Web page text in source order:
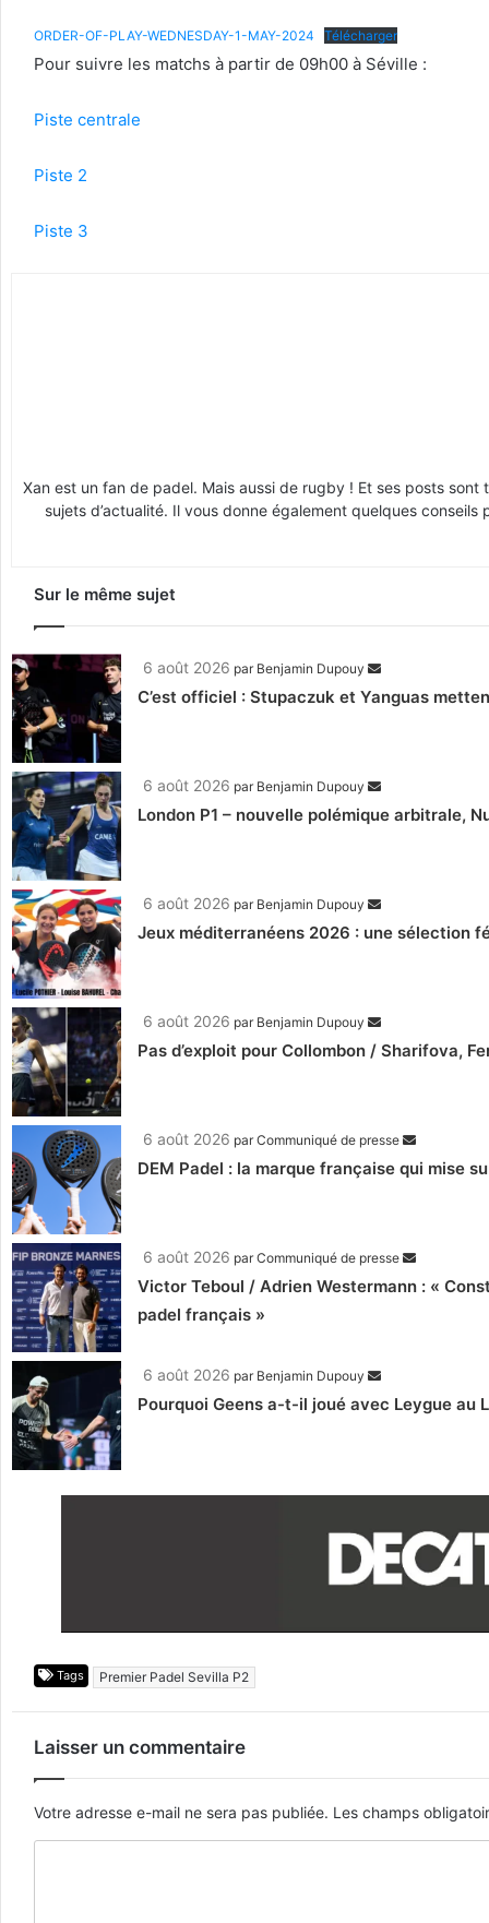
ORDER-OF-PLAY-WEDNESDAY-1-MAY-2024 Télécharger
Pour suivre les matchs à partir de 09h00 à Séville :
Piste centrale
Piste 2
Piste 3
Xan est un fan de padel. Mais aussi de rugby ! Et ses posts
sujets d’actualité. Il vous donne également quelques
Sur le même sujet
6 août 2026 par Benjamin Dupouy
C’est officiel : Stupaczuk et Yanguas
6 août 2026 par Benjamin Dupouy
London P1 – nouvelle polémique arbitrale,
6 août 2026 par Benjamin Dupouy
Jeux méditerranéens 2026 : une sélection
6 août 2026 par Benjamin Dupouy
Pas d’exploit pour Collombon / Sharifova,
6 août 2026 parCommuniqué de presse
DEM Padel : la marque française qui mise
6 août 2026 parCommuniqué de presse
Victor Teboul / Adrien Westermann : «
padel français »
6 août 2026 par Benjamin Dupouy
Pourquoi Geens a-t-il joué avec Leygue au
Tags Premier Padel Sevilla P2
Laisser un commentaire
Votre adresse e-mail ne sera pas publiée. Les champs